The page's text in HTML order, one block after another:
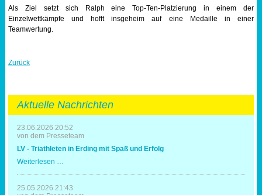
Als Ziel setzt sich Ralph eine Top-Ten-Platzierung in einem der
Einzelwettkämpfe und hofft insgeheim auf eine Medaille in einer
Teamwertung.
Zurück
Aktuelle Nachrichten
23.06.2026 20:52
von dem Presseteam
LV - Triathleten in Erding mit Spaß und Erfolg
Weiterlesen …
Triathleten
in
25.05.2026 21:43